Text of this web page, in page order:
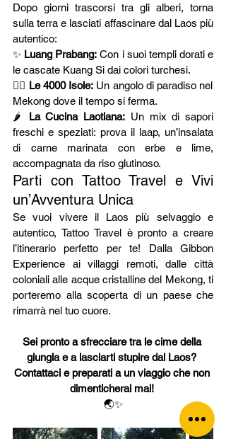
Dopo giorni trascorsi tra gli alberi, torna
sulla terra e lasciati affascinare dal Laos più
autentico:
✨ Luang Prabang: Con i suoi templi dorati e
le cascate Kuang Si dai colori turchesi.
🚣‍♂️ Le 4000 Isole: Un angolo di paradiso nel
Mekong dove il tempo si ferma.
🌶 La Cucina Laotiana: Un mix di sapori
freschi e speziati: prova il laap, un’insalata
di carne marinata con erbe e lime,
accompagnata da riso glutinoso.
Parti con Tattoo Travel e Vivi
un’Avventura Unica
Se vuoi vivere il Laos più selvaggio e
autentico, Tattoo Travel è pronto a creare
l’itinerario perfetto per te! Dalla Gibbon
Experience ai villaggi remoti, dalle città
coloniali alle acque cristalline del Mekong, ti
porteremo alla scoperta di un paese che
rimarrà nel tuo cuore.
Sei pronto a sfrecciare tra le cime della
giungla e a lasciarti stupire dal Laos?
Contattaci e preparati a un viaggio che non
dimenticherai mai!
🌏✨